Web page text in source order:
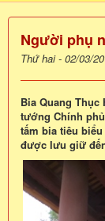
Người phụ
Thứ hai - 02/03/
Bia Quang Thục
tướng Chính
tấm bia tiêu
được lưu giữ